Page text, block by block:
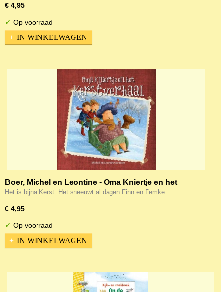
€ 4,95
✓ Op voorraad
IN WINKELWAGEN
Boer, Michel en Leontine - Oma Kniertje en het
Kerstverhaal 9789059523159
Het is bijna Kerst. Het sneeuwt al dagen.Finn en Femke…
€ 4,95
✓ Op voorraad
IN WINKELWAGEN